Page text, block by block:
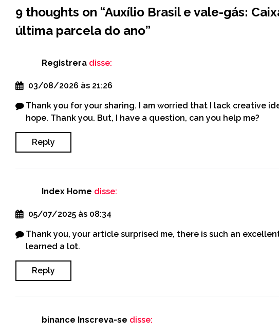
9 thoughts on “Auxílio Brasil e vale-gás:
última parcela do ano”
Registrera disse:
03/08/2026 às 21:26
Thank you for your sharing. I am worried that I lack creative
hope. Thank you. But, I have a question, can you help me?
Reply
Index Home disse:
05/07/2025 às 08:34
Thank you, your article surprised me, there is such an
learned a lot.
Reply
binance Inscreva-se disse: